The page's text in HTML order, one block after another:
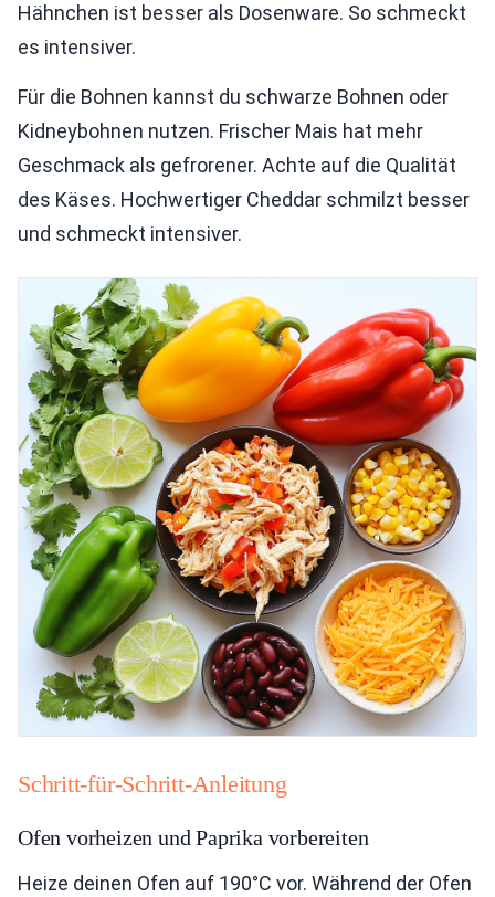
Hähnchen ist besser als Dosenware. So schmeckt
es intensiver.
Für die Bohnen kannst du schwarze Bohnen oder
Kidneybohnen nutzen. Frischer Mais hat mehr
Geschmack als gefrorener. Achte auf die Qualität
des Käses. Hochwertiger Cheddar schmilzt besser
und schmeckt intensiver.
Schritt-für-Schritt-Anleitung
Ofen vorheizen und Paprika vorbereiten
Heize deinen Ofen auf 190°C vor. Während der Ofen